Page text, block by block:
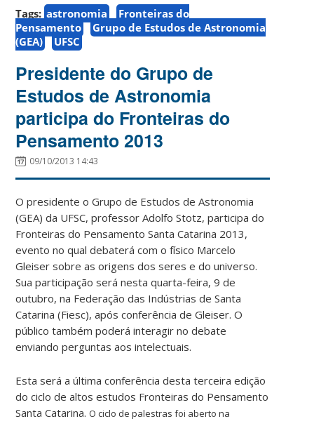
Tags: astronomia
Fronteiras do
Pensamento
Grupo de Estudos de Astronomia
(GEA)
UFSC
Presidente do Grupo de
Estudos de Astronomia
participa do Fronteiras do
Pensamento 2013
09/10/2013 14:43
O presidente o Grupo de Estudos de Astronomia
(GEA) da UFSC, professor Adolfo Stotz, participa do
Fronteiras do Pensamento Santa Catarina 2013,
evento no qual debaterá com o físico Marcelo
Gleiser sobre as origens dos seres e do universo.
Sua participação será nesta quarta-feira, 9 de
outubro, na Federação das Indústrias de Santa
Catarina (Fiesc), após conferência de Gleiser. O
público também poderá interagir no debate
enviando perguntas aos intelectuais.
Esta será a última conferência desta terceira edição
do ciclo de altos estudos Fronteiras do Pensamento
Santa Catarina.O ciclo de palestras foi aberto na